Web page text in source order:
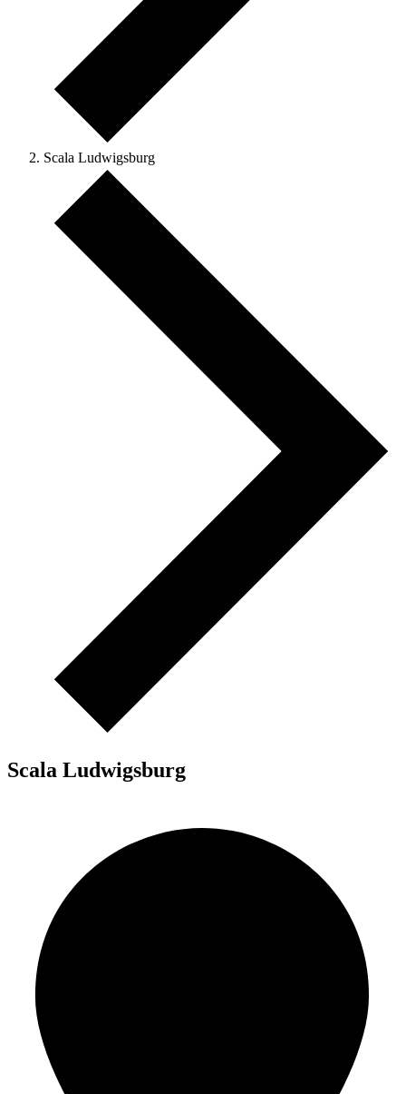
Scala Ludwigsburg
Scala Ludwigsburg